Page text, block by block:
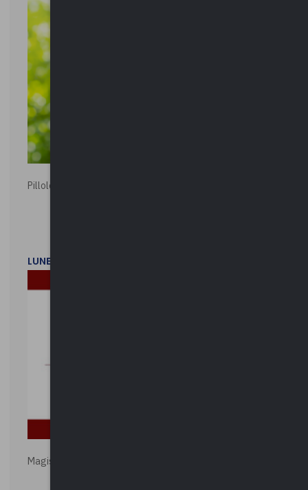
Pillole ambientali | 2026
LUNEDì 2 FEBBRAIO 2026
Magistratura e Costituzione. Le ragioni del SÌ e del NO